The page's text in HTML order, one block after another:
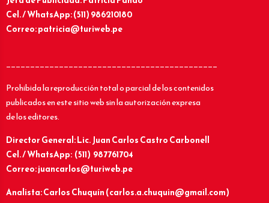
Cel. / WhatsApp: (511) 986210180
Correo: patricia@turiweb.pe
____________________________________________
Prohibida la reproducción total o parcial de los contenidos
publicados en este sitio web sin la autorización expresa
de los editores.
Director General: Lic.Juan Carlos Castro Carbonell
Cel. / WhatsApp: (511) 987761704
Correo: juancarlos@turiweb.pe
Analista: Carlos Chuquín (carlos.a.chuquin@gmail.com)